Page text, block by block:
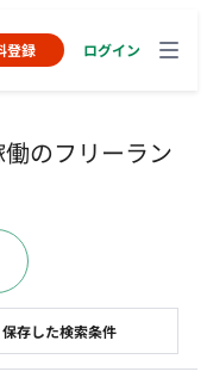
登録 ログイン
のフリーラン
保存した検索条件